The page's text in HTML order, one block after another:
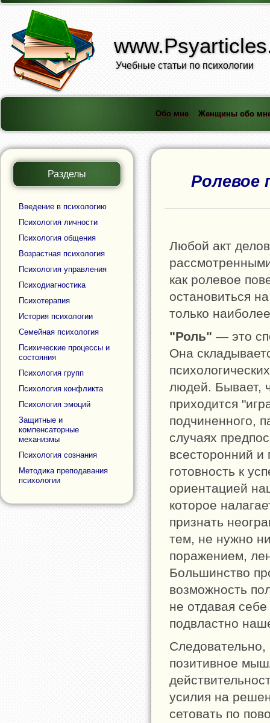
Учебные статьи по психологии
Обо мне Женщины обо
Разделы
Введение в психологию
Психология личности
Психология общения
Возрастная психология
Психология управления
Психодиагностика
Психотерапия
История психологии
Семейная психология
Психические процессы и
состояния
Психология групп
Психология конфликта
Психология эмоций
Защитные и
компенсаторные
механизмы
Психология сознания
Методика преподавания
психологии
Ролевое
Любой акт
как ролевое
остановиться
только
"Роль" — это
Она
людей. Бывает,
приходится
подчиненного,
случаях
всесторонний и
готовность к
ориентацией
которое
признать
тем, не нужно
поражением,
Большинство
возможность
не отдавая
подвластно
Следовательно,
позитивное
усилия на
сетовать по